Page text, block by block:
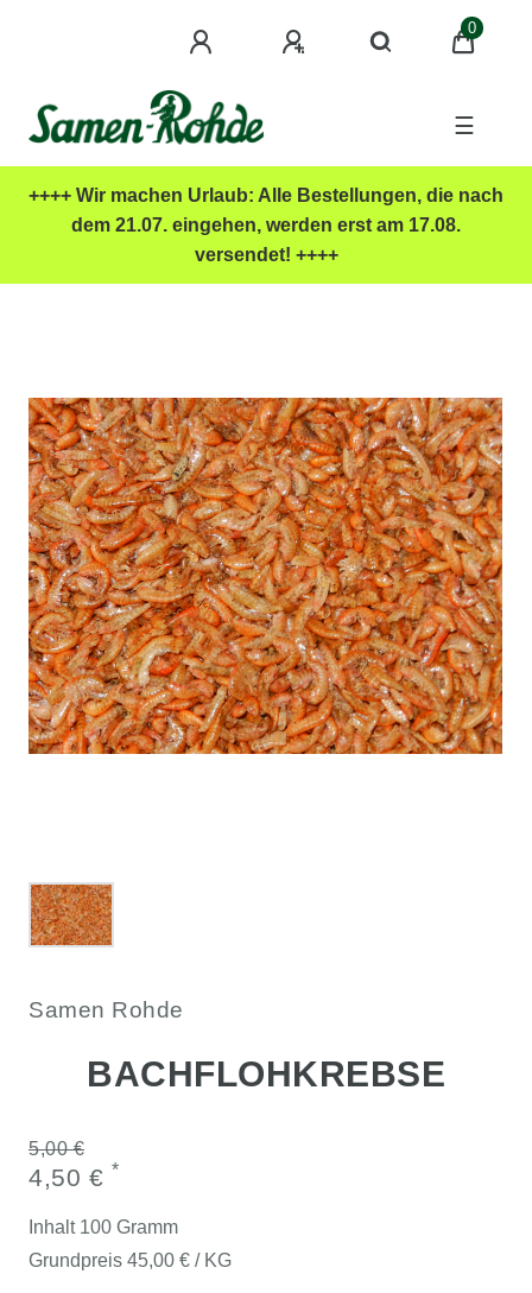
0
☰
++++ Wir machen Urlaub: Alle Bestellungen, die nach
dem 21.07. eingehen, werden erst am 17.08.
versendet! ++++
Samen Rohde
BACHFLOHKREBSE
5,00 €
4,50 € *
Inhalt 100 Gramm
Grundpreis 45,00 € / KG